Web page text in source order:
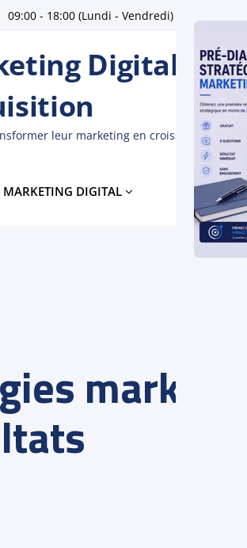
09:00 - 18:00 (Lundi - Vendredi)
Digital
leur marketing en croissance
MARKETING DIGITAL À PROPOS